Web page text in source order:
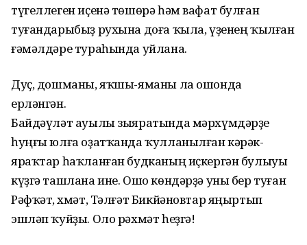
түгеллеген иҫенә төшөрә һәм вафат булған
туғандарыбыҙ рухына доға ҡыла, үҙенең ҡылған
ғәмәлдәре тураһында уйлана.
Дуҫ, дошманы, яҡшы-яманы ла ошонда
ерләнгән.
Байдәүләт ауылы зыяратында мәрхүмдәрҙе
һуңғы юлға оҙатҡанда ҡулланылған кәрәк-
яраҡтар һаҡланған будканың иҫкергән булыуы
күҙгә ташлана ине. Ошо көндәрҙә уны бер туған
Рәфҡәт, Әхмәт, Тәлғәт Бикйәновтар яңыртып
эшләп ҡуйҙы. Оло рәхмәт һеҙгә!